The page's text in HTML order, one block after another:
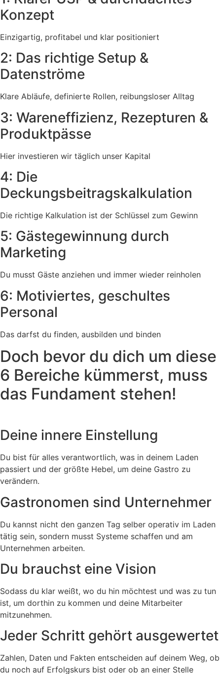
Konzept
Einzigartig, profitabel und klar positioniert
2: Das richtige Setup &
Datenströme
Klare Abläufe, definierte Rollen, reibungsloser Alltag
3: Wareneffizienz, Rezepturen &
Produktpässe
Hier investieren wir täglich unser Kapital
4: Die
Deckungsbeitragskalkulation
Die richtige Kalkulation ist der Schlüssel zum Gewinn
5: Gästegewinnung durch
Marketing
Du musst Gäste anziehen und immer wieder reinholen
6: Motiviertes, geschultes
Personal
Das darfst du finden, ausbilden und binden
Doch bevor du dich um diese
6 Bereiche kümmerst, muss
das Fundament stehen!
Deine innere Einstellung
Du bist für alles verantwortlich, was in deinem Laden
passiert und der größte Hebel, um deine Gastro zu
verändern.
Gastronomen sind Unternehmer
Du kannst nicht den ganzen Tag selber operativ im Laden
tätig sein, sondern musst Systeme schaffen und am
Unternehmen arbeiten.
Du brauchst eine Vision
Sodass du klar weißt, wo du hin möchtest und was zu tun
ist, um dorthin zu kommen und deine Mitarbeiter
mitzunehmen.
Jeder Schritt gehört ausgewertet
Zahlen, Daten und Fakten entscheiden auf deinem Weg, ob
du noch auf Erfolgskurs bist oder ob an einer Stelle